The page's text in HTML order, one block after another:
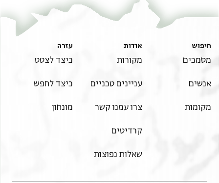
חיפוש
מסמכים
אנשים
מקומות
אודות
מקורות
עניינים טכניים
צרו עמנו קשר
קרדיטים
שאלות נפוצות
עזרה
כיצד לצטט
כיצד לחפש
מונחון